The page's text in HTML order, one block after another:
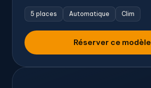
5 places Automatique Clim
Réserver ce modèle